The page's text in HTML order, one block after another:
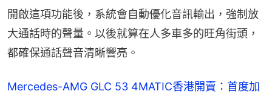
開啟這項功能後，系統會自動優化音訊輸出，強制放
大通話時的聲量。以後就算在人多車多的旺角街頭，
都確保通話聲音清晰響亮。
Mercedes-AMG GLC 53 4MATIC香港開賣：首度加